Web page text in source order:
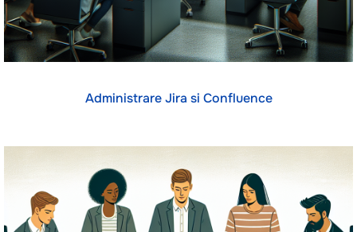
Administrare Jira si Confluence